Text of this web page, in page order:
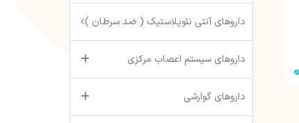
داروهای آنتی نئوپلاستیک ( ضد سرطان )
داروهای سیستم اعصاب مرکزی
داروهای گوارشی